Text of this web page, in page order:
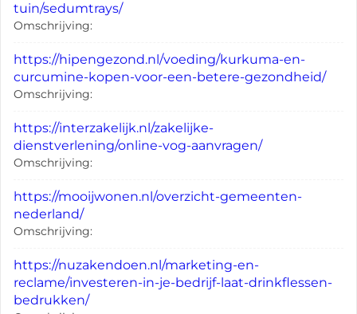
tuin/sedumtrays/
Omschrijving:
https://hipengezond.nl/voeding/kurkuma-en-
curcumine-kopen-voor-een-betere-gezondheid/
Omschrijving:
https://interzakelijk.nl/zakelijke-
dienstverlening/online-vog-aanvragen/
Omschrijving:
https://mooijwonen.nl/overzicht-gemeenten-
nederland/
Omschrijving:
https://nuzakendoen.nl/marketing-en-
reclame/investeren-in-je-bedrijf-laat-drinkflessen-
bedrukken/